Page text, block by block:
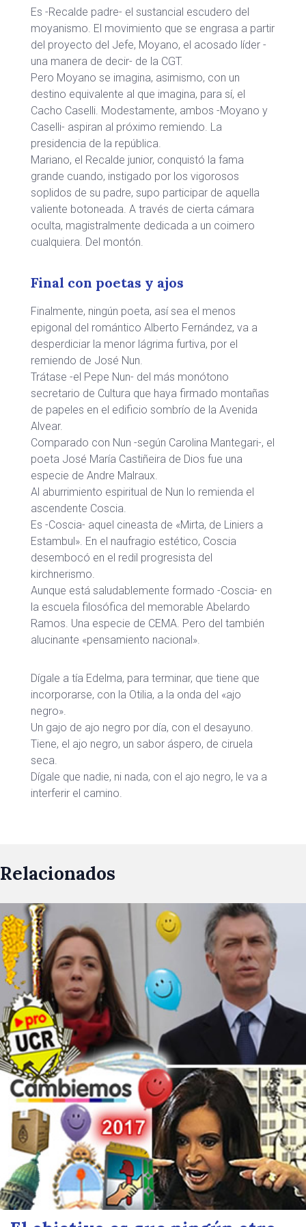
Es -Recalde padre- el sustancial escudero del
moyanismo. El movimiento que se engrasa a partir
del proyecto del Jefe, Moyano, el acosado líder -
una manera de decir- de la CGT.
Pero Moyano se imagina, asimismo, con un
destino equivalente al que imagina, para sí, el
Cacho Caselli. Modestamente, ambos -Moyano y
Caselli- aspiran al próximo remiendo. La
presidencia de la república.
Mariano, el Recalde junior, conquistó la fama
grande cuando, instigado por los vigorosos
soplidos de su padre, supo participar de aquella
valiente botoneada. A través de cierta cámara
oculta, magistralmente dedicada a un coimero
cualquiera. Del montón.
Final con poetas y ajos
Finalmente, ningún poeta, así sea el menos
epigonal del romántico Alberto Fernández, va a
desperdiciar la menor lágrima furtiva, por el
remiendo de José Nun.
Trátase -el Pepe Nun- del más monótono
secretario de Cultura que haya firmado montañas
de papeles en el edificio sombrío de la Avenida
Alvear.
Comparado con Nun -según Carolina Mantegari-, el
poeta José María Castiñeira de Dios fue una
especie de Andre Malraux.
Al aburrimiento espiritual de Nun lo remienda el
ascendente Coscia.
Es -Coscia- aquel cineasta de «Mirta, de Liniers a
Estambul». En el naufragio estético, Coscia
desembocó en el redil progresista del
kirchnerismo.
Aunque está saludablemente formado -Coscia- en
la escuela filosófica del memorable Abelardo
Ramos. Una especie de CEMA. Pero del también
alucinante «pensamiento nacional».
Dígale a tía Edelma, para terminar, que tiene que
incorporarse, con la Otilia, a la onda del «ajo
negro».
Un gajo de ajo negro por día, con el desayuno.
Tiene, el ajo negro, un sabor áspero, de ciruela
seca.
Dígale que nadie, ni nada, con el ajo negro, le va a
interferir el camino.
Relacionados